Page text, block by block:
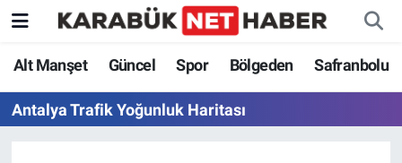
Alt Manşet Güncel Spor Bölgeden Safranbolu
Antalya Trafik Yoğunluk Haritası